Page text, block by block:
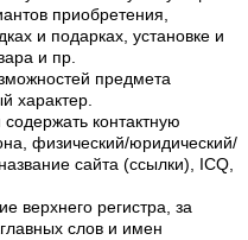
приобретения,
и подарках, установке и
и пр.
предмета
характер.
контактную
физический/юридический/
сайта (ссылки), ICQ,
верхнего регистра, за
слов и имен